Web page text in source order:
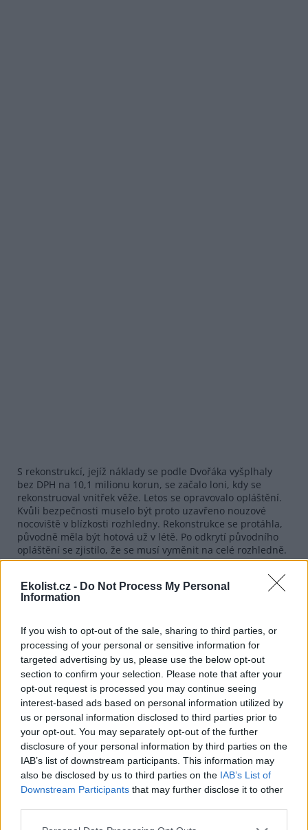
Ekolist.cz - Do Not Process My Personal
Information
If you wish to opt-out of the sale, sharing to third parties, or
processing of your personal or sensitive information for
targeted advertising by us, please use the below opt-out
section to confirm your selection. Please note that after your
opt-out request is processed you may continue seeing
interest-based ads based on personal information utilized by
us or personal information disclosed to third parties prior to
your opt-out. You may separately opt-out of the further
disclosure of your personal information by third parties on the
IAB’s list of downstream participants. This information may
also be disclosed by us to third parties on the IAB’s List of
Downstream Participants that may further disclose it to other
S rekonstrukcí, jejíž náklady se podle Dvořáka vyšplhaly
bez DPH na 10,1 milionu korun, se začalo loni, kdy se
rekonstruoval vnitřek věže. Letos se opravovalo opláštění.
Kvůli bezpečnosti muselo být proto uzavřeno nouzové
nocoviště v blízkosti rozhledny. Rekonstrukce se protáhla,
původně měla být hotová už v létě. Po odkrytí původního
opláštění se zjistilo, že se musí vyměnit na celé rozhledně.
Součástí rekonstrukce byla kromě nového infocentra také
hlavním lákadlem pro turisty je nyní vyhlídka.
výšce 1315 metrů vojenský areál pro sledování leteckého a
pozemního provozu v tehdejším sousedním západním
Německu a pro odposlechy a rušení televizního i radiového
signálu vysílačů umístěných za hranicemi. Do roku 1989
patřil Poledník do přísně střežené pohraniční oblasti, byl
izolován od okolního světa a nebyl ani vyznačen na většině
tehdejších map. Armáda ho opustila po roce 1990, o sedm
let později ho koupila správa parku. Věž, která měří 37
metrů a na jejíž vrchol vede 227 schodů, byla přebudovaná
na rozhlednu a veřejnosti se otevřela v roce 1998.
Současná oprava tak byla první rozsáhlou rekonstrukcí po
více než 20 letech.